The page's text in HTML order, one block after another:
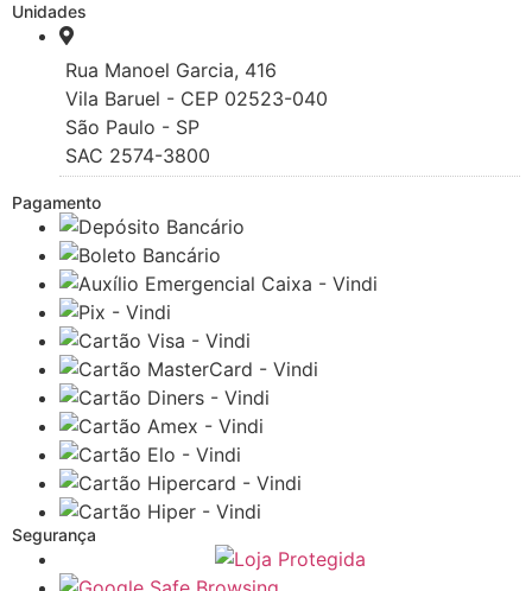
Unidades
Rua Manoel Garcia, 416
Vila Baruel - CEP 02523-040
São Paulo - SP
SAC 2574-3800
Pagamento
Segurança